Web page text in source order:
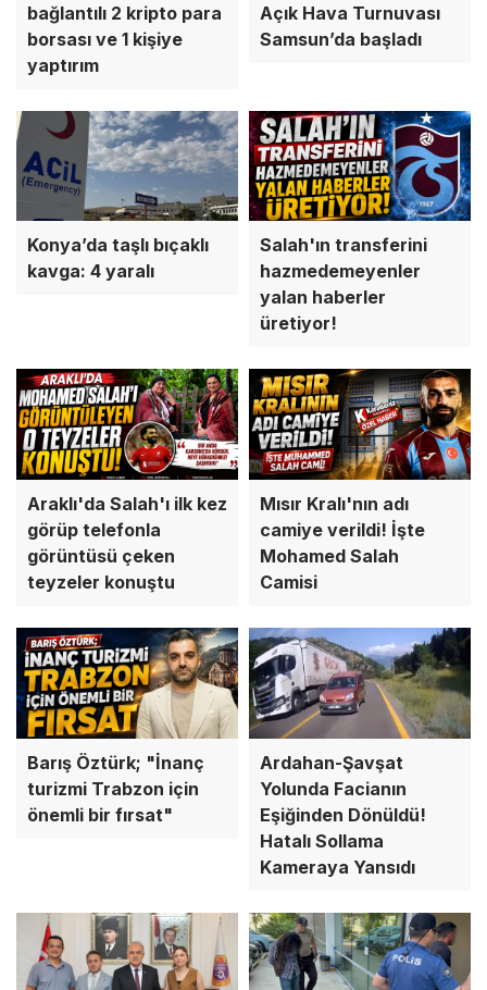
bağlantılı 2 kripto para
borsası ve 1 kişiye
yaptırım
Açık Hava Turnuvası
Samsun’da başladı
Konya’da taşlı bıçaklı
kavga: 4 yaralı
Salah'ın transferini
hazmedemeyenler
yalan haberler
üretiyor!
Araklı'da Salah'ı ilk kez
görüp telefonla
görüntüsü çeken
teyzeler konuştu
Mısır Kralı'nın adı
camiye verildi! İşte
Mohamed Salah
Camisi
Barış Öztürk; "İnanç
turizmi Trabzon için
önemli bir fırsat"
Ardahan-Şavşat
Yolunda Facianın
Eşiğinden Dönüldü!
Hatalı Sollama
Kameraya Yansıdı